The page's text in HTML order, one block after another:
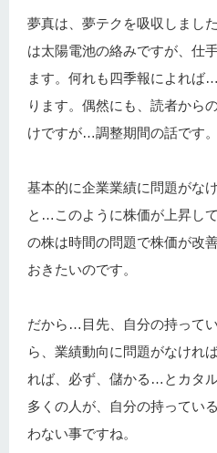
夢真は、夢テクを吸収しまし
は太陽電池の絡みですが、仕
ます。何れも四季報によれば
ります。偶然にも、読者から
けですが…調整期間の話です。
基本的に企業業績に問題がな
と…このように株価が上昇し
の株は時間の問題で株価が改
おきたいのです。
だから…目先、自分の持って
ら、業績動向に問題がなけれ
れば、必ず、儲かる…とカタ
多くの人が、自分の持ってい
わない事ですね。